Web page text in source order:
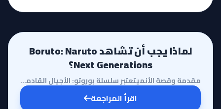
لماذا يجب أن تشاهد Boruto: Naruto
Next Generations؟
مقدمة وقصة الأنميتعتبر سلسلة بوروتو: الأجيال القادمة من ناروتو (Boruto: Naruto Next Generations) است...
اقرأ المراجعة